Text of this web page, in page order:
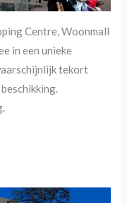
Centre, Woonmall
in een unieke
tekort